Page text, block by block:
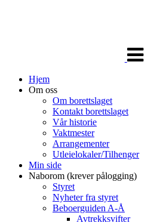
navigasjon
Hjem
Om oss
Om borettslaget
Kontakt borettslaget
Vår historie
Vaktmester
Arrangementer
Utleielokaler/Tilhenger
Min side
Naborom (krever pålogging)
Styret
Nyheter fra styret
Beboerguiden A-Å
Avtrekksvifter